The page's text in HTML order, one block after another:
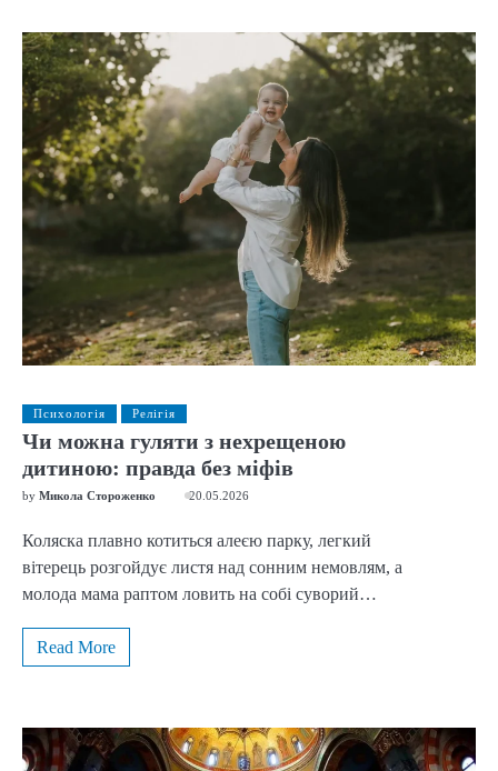
Психологія Релігія
Чи можна гуляти з нехрещеною
дитиною: правда без міфів
by Микола Стороженко 20.05.2026
Коляска плавно котиться алеєю парку, легкий
вітерець розгойдує листя над сонним немовлям, а
молода мама раптом ловить на собі суворий…
Read More